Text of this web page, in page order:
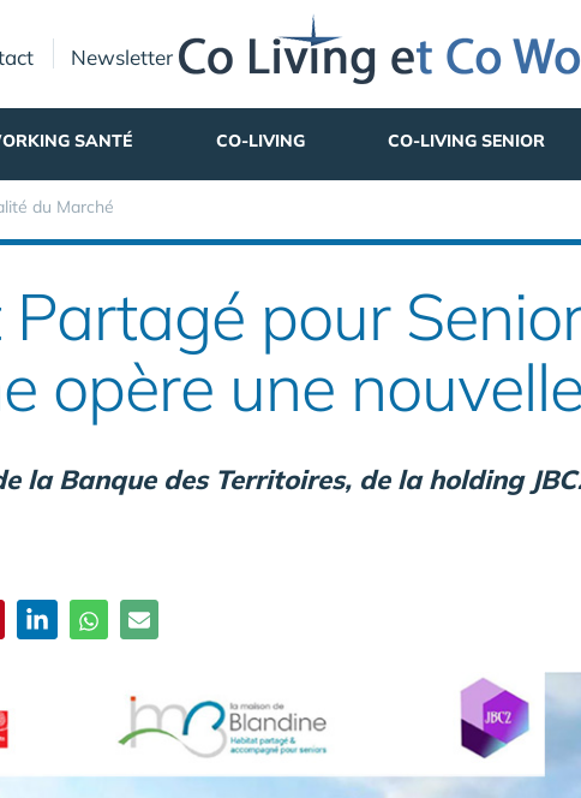
Newsletter
SANTÉ CO-LIVING CO-LIVING SENIOR
du Marché
pour
opère une
la Banque des Territoires, de la holding